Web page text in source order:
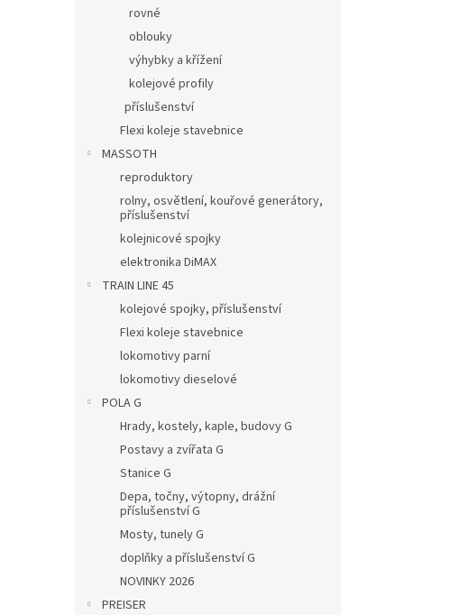
rovné
oblouky
výhybky a křížení
kolejové profily
příslušenství
Flexi koleje stavebnice
MASSOTH
reproduktory
rolny, osvětlení, kouřové generátory,
příslušenství
kolejnicové spojky
elektronika DiMAX
TRAIN LINE 45
kolejové spojky, příslušenství
Flexi koleje stavebnice
lokomotivy parní
lokomotivy dieselové
POLA G
Hrady, kostely, kaple, budovy G
Postavy a zvířata G
Stanice G
Depa, točny, výtopny, drážní
příslušenství G
Mosty, tunely G
doplňky a příslušenství G
NOVINKY 2026
PREISER